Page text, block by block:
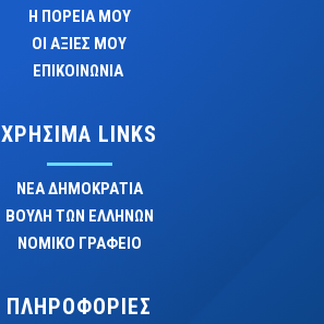
Η ΠΟΡΕΙΑ ΜΟΥ
ΟΙ ΑΞΙΕΣ ΜΟΥ
ΕΠΙΚΟΙΝΩΝΙΑ
ΧΡΗΣΙΜΑ LINKS
ΝΕΑ ΔΗΜΟΚΡΑΤΙΑ
ΒΟΥΛΗ ΤΩΝ ΕΛΛΗΝΩΝ
ΝΟΜΙΚΟ ΓΡΑΦΕΙΟ
ΠΛΗΡΟΦΟΡΙΕΣ